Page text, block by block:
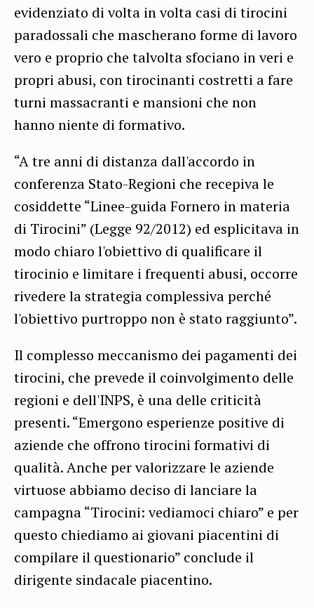
evidenziato di volta in volta casi di tirocini
paradossali che mascherano forme di lavoro
vero e proprio che talvolta sfociano in veri e
propri abusi, con tirocinanti costretti a fare
turni massacranti e mansioni che non
hanno niente di formativo.
“A tre anni di distanza dall'accordo in
conferenza Stato-Regioni che recepiva le
cosiddette “Linee-guida Fornero in materia
di Tirocini” (Legge 92/2012) ed esplicitava in
modo chiaro l'obiettivo di qualificare il
tirocinio e limitare i frequenti abusi, occorre
rivedere la strategia complessiva perché
l'obiettivo purtroppo non è stato raggiunto”.
Il complesso meccanismo dei pagamenti dei
tirocini, che prevede il coinvolgimento delle
regioni e dell'INPS, è una delle criticità
presenti. “Emergono esperienze positive di
aziende che offrono tirocini formativi di
qualità. Anche per valorizzare le aziende
virtuose abbiamo deciso di lanciare la
campagna “Tirocini: vediamoci chiaro” e per
questo chiediamo ai giovani piacentini di
compilare il questionario” conclude il
dirigente sindacale piacentino.